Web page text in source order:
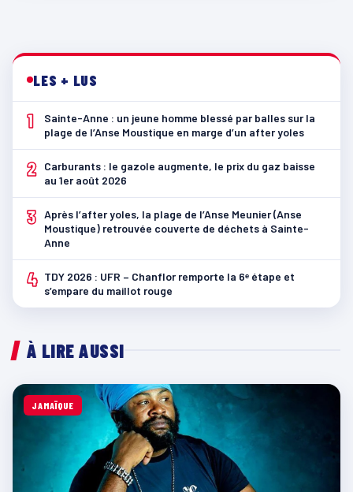
LES + LUS
1
Sainte-Anne : un jeune homme blessé par balles sur la
plage de l’Anse Moustique en marge d’un after yoles
2
Carburants : le gazole augmente, le prix du gaz baisse
au 1er août 2026
3 Après l’after yoles, la plage de l’Anse Meunier (Anse
Moustique) retrouvée couverte de déchets à Sainte-
Anne
4 TDY 2026 : UFR – Chanflor remporte la 6ᵉ étape et
s’empare du maillot rouge
À LIRE AUSSI
JAMAÏQUE